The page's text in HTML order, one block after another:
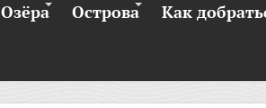
Озёра Острова
Как